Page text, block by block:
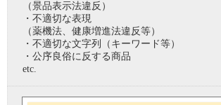
（景品表示法違反）
・不適切な表現
（薬機法、健康増進法違反等）
・不適切な文字列（キーワード等）
・公序良俗に反する商品
etc.